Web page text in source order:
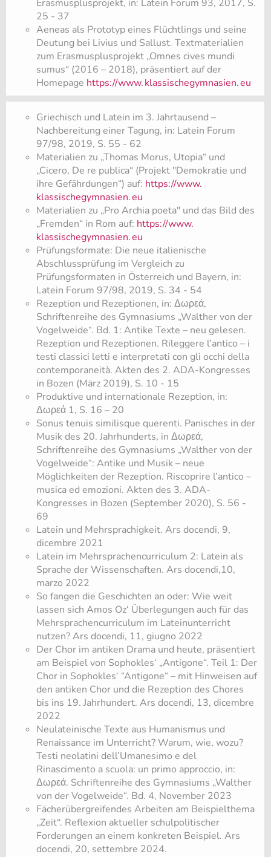
Erasmusplusprojekt, in: Latein Forum 93, 2017, S.
25 - 37
Aeneas als Prototyp eines Flüchtlings und seine
Deutung bei Livius und Sallust. Textmaterialien
zum Erasmusplusprojekt „Omnes cives mundi
sumus“ (2016 – 2018), präsentiert auf der
Homepage https://www.klassischegymnasien.eu
Griechisch und Latein im 3. Jahrtausend –
Nachbereitung einer Tagung, in: Latein Forum
97/98, 2019, S. 55 - 62
Materialien zu „Thomas Morus, Utopia“ und
„Cicero, De re publica“ (Projekt "Demokratie und
ihre Gefährdungen“) auf: https://www.
klassischegymnasien.eu
Materialien zu „Pro Archia poeta" und das Bild des
„Fremden“ in Rom auf: https://www.
klassischegymnasien.eu
Prüfungsformate: Die neue italienische
Abschlussprüfung im Vergleich zu
Prüfungsformaten in Österreich und Bayern, in:
Latein Forum 97/98, 2019, S. 34 - 54
Rezeption und Rezeptionen, in: Δωρεά,
Schriftenreihe des Gymnasiums „Walther von der
Vogelweide“. Bd. 1: Antike Texte – neu gelesen.
Rezeption und Rezeptionen. Rileggere l’antico – i
testi classici letti e interpretati con gli occhi della
contemporaneità. Akten des 2. ADA-Kongresses
in Bozen (März 2019), S. 10 - 15
Produktive und internationale Rezeption, in:
Δωρεά 1, S. 16 – 20
Sonus tenuis similisque querenti. Panisches in der
Musik des 20. Jahrhunderts, in Δωρεά,
Schriftenreihe des Gymnasiums „Walther von der
Vogelweide“: Antike und Musik – neue
Möglichkeiten der Rezeption. Riscoprire l’antico –
musica ed emozioni. Akten des 3. ADA-
Kongresses in Bozen (September 2020), S. 56 -
69
Latein und Mehrsprachigkeit. Ars docendi, 9,
dicembre 2021
Latein im Mehrsprachencurriculum 2: Latein als
Sprache der Wissenschaften. Ars docendi,10,
marzo 2022
So fangen die Geschichten an oder: Wie weit
lassen sich Amos Oz‘ Überlegungen auch für das
Mehrsprachencurriculum im Lateinunterricht
nutzen? Ars docendi, 11, giugno 2022
Der Chor im antiken Drama und heute, präsentiert
am Beispiel von Sophokles‘ „Antigone“. Teil 1: Der
Chor in Sophokles‘ “Antigone“ – mit Hinweisen auf
den antiken Chor und die Rezeption des Chores
bis ins 19. Jahrhundert. Ars docendi, 13, dicembre
2022
Neulateinische Texte aus Humanismus und
Renaissance im Unterricht? Warum, wie, wozu?
Testi neolatini dell’Umanesimo e del
Rinascimento a scuola: un primo approccio, in:
Δωρεά. Schriftenreihe des Gymnasiums „Walther
von der Vogelweide“. Bd. 4, November 2023
Fächerübergreifendes Arbeiten am Beispielthema
„Zeit“. Reflexion aktueller schulpolitischer
Forderungen an einem konkreten Beispiel. Ars
docendi, 20, settembre 2024.